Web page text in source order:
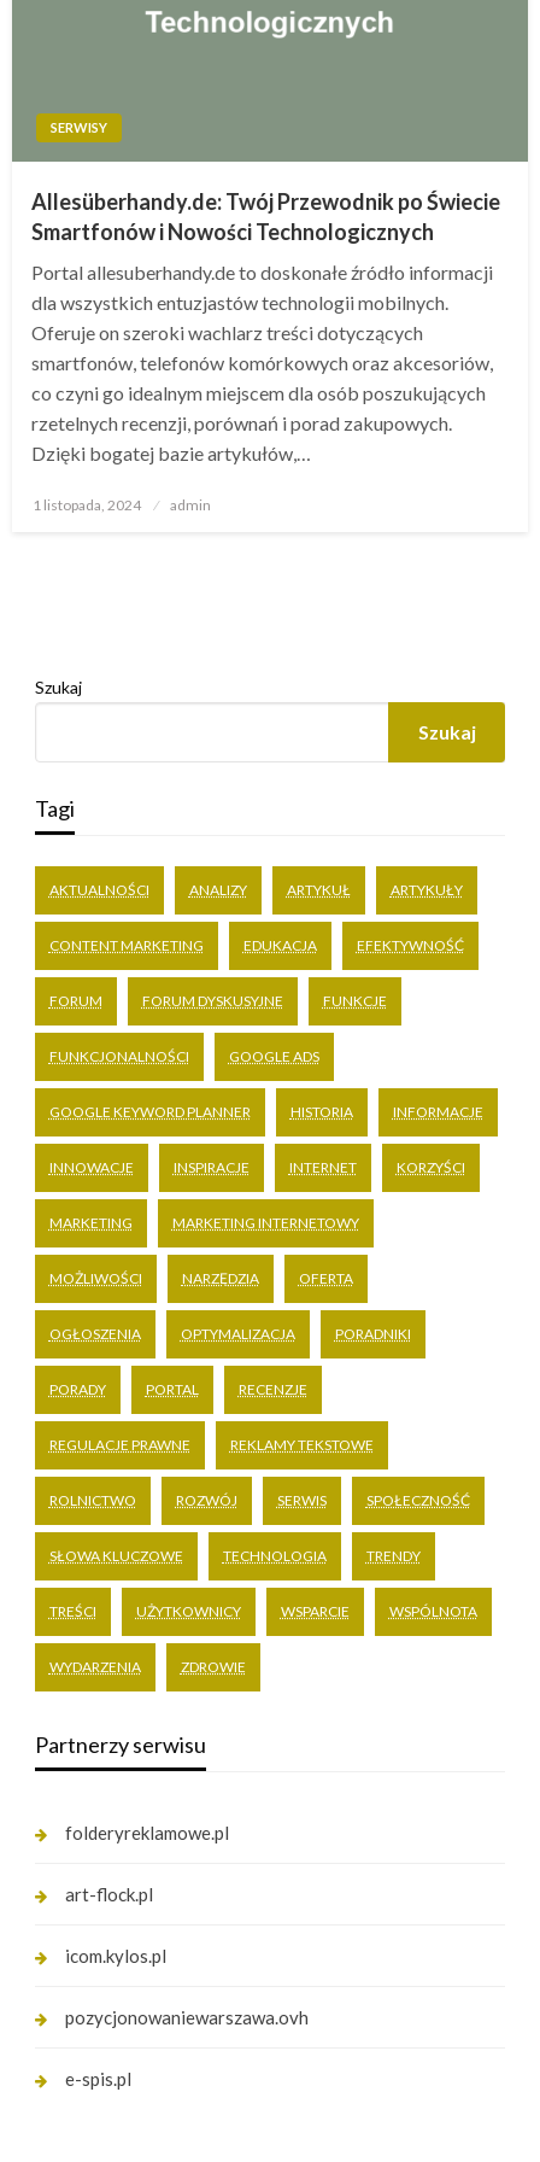
SERWISY
Allesüberhandy.de: Twój Przewodnik po Świecie
Smartfonów i Nowości Technologicznych
Portal allesuberhandy.de to doskonałe źródło informacji
dla wszystkich entuzjastów technologii mobilnych.
Oferuje on szeroki wachlarz treści dotyczących
smartfonów, telefonów komórkowych oraz akcesoriów,
co czyni go idealnym miejscem dla osób poszukujących
rzetelnych recenzji, porównań i porad zakupowych.
Dzięki bogatej bazie artykułów,…
Opublikowane
1 listopada, 2024 admin
Szukaj
Szukaj
Tagi
AKTUALNOŚCI ANALIZY ARTYKUŁ ARTYKUŁY
CONTENT MARKETING EDUKACJA EFEKTYWNOŚĆ
FORUM FORUM DYSKUSYJNE FUNKCJE
FUNKCJONALNOŚCI GOOGLE ADS
GOOGLE KEYWORD PLANNER HISTORIA INFORMACJE
INNOWACJE INSPIRACJE INTERNET KORZYŚCI
MARKETING MARKETING INTERNETOWY
MOŻLIWOŚCI NARZĘDZIA OFERTA
OGŁOSZENIA OPTYMALIZACJA PORADNIKI
PORADY PORTAL RECENZJE
REGULACJE PRAWNE REKLAMY TEKSTOWE
ROLNICTWO ROZWÓJ SERWIS SPOŁECZNOŚĆ
SŁOWA KLUCZOWE TECHNOLOGIA TRENDY
TREŚCI UŻYTKOWNICY WSPARCIE WSPÓLNOTA
WYDARZENIA ZDROWIE
Partnerzy serwisu
folderyreklamowe.pl
art-flock.pl
icom.kylos.pl
pozycjonowaniewarszawa.ovh
e-spis.pl